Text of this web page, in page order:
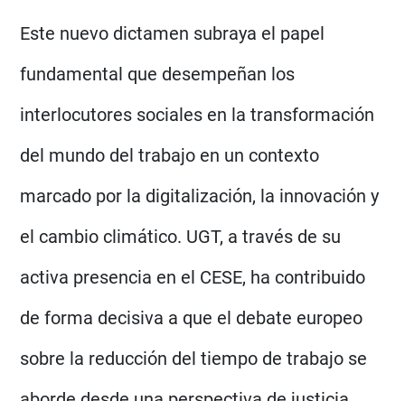
Este nuevo dictamen subraya el papel
fundamental que desempeñan los
interlocutores sociales en la transformación
del mundo del trabajo en un contexto
marcado por la digitalización, la innovación y
el cambio climático. UGT, a través de su
activa presencia en el CESE, ha contribuido
de forma decisiva a que el debate europeo
sobre la reducción del tiempo de trabajo se